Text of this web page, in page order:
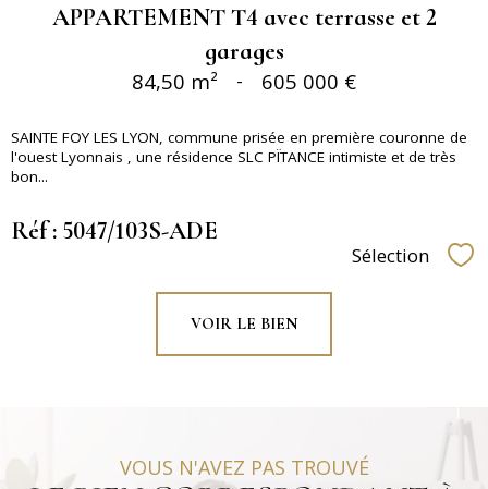
APPARTEMENT T4 avec terrasse et 2
garages
84,50 m² - 605 000 €
SAINTE FOY LES LYON, commune prisée en première couronne de
l'ouest Lyonnais , une résidence SLC PÏTANCE intimiste et de très
bon...
Réf : 5047/103S-ADE
Sélection
VOIR LE BIEN
VOUS N'AVEZ PAS TROUVÉ